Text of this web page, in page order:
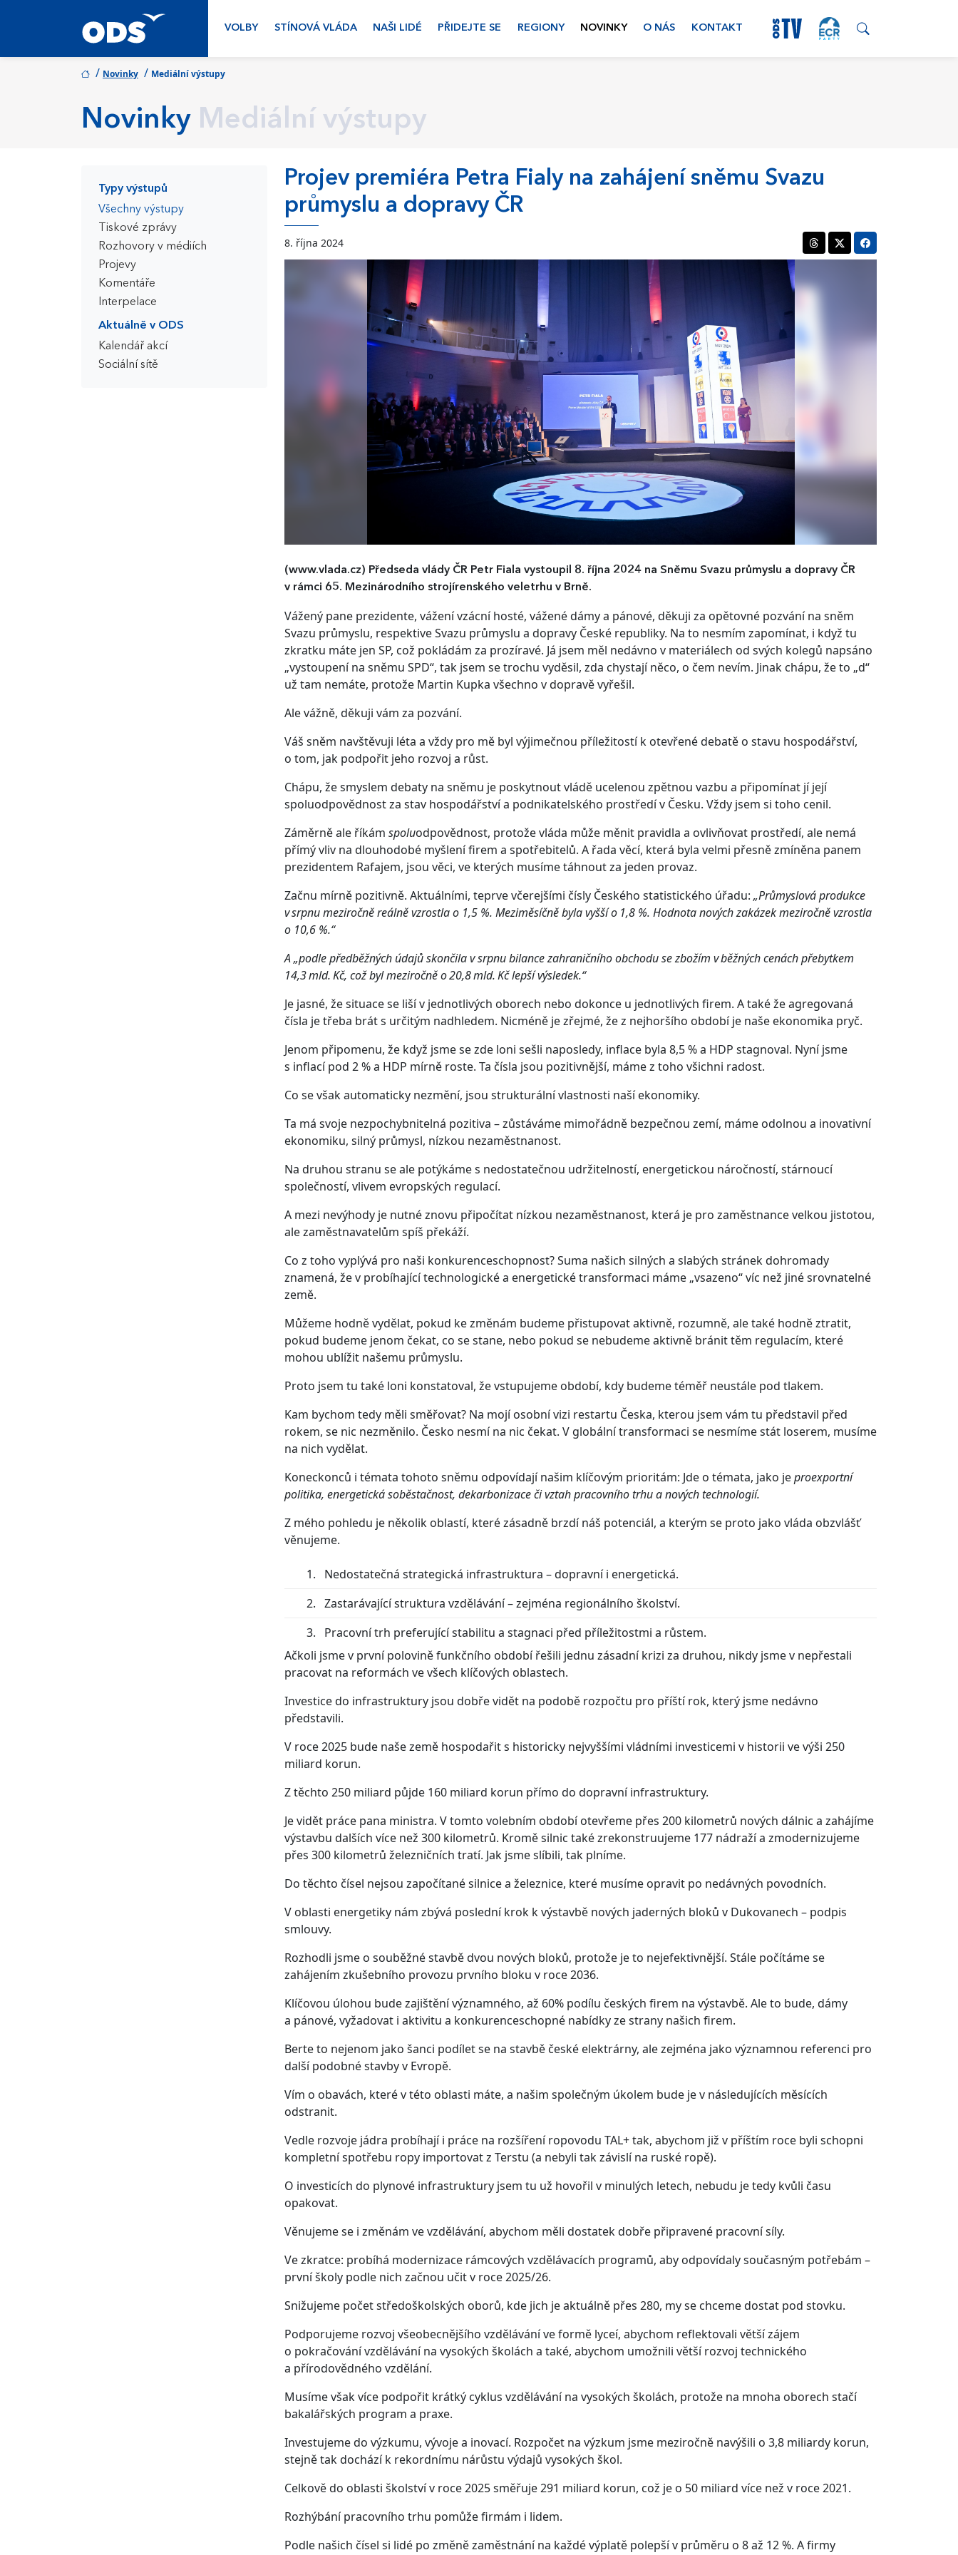
VOLBY STÍNOVÁ VLÁDA NAŠI LIDÉ PŘIDEJTE SE REGIONY NOVINKY O NÁS KONTAKT
/ Novinky / Mediální výstupy
Novinky Mediální výstupy
Typy výstupů
Všechny výstupy
Tiskové zprávy
Rozhovory v médiích
Projevy
Komentáře
Interpelace
Aktuálně v ODS
Kalendář akcí
Sociální sítě
Projev premiéra Petra Fialy na zahájení sněmu Svazu
průmyslu a dopravy ČR
8. října 2024
(www.vlada.cz) Předseda vlády ČR Petr Fiala vystoupil 8. října 2024 na Sněmu Svazu průmyslu a dopravy ČR
v rámci 65. Mezinárodního strojírenského veletrhu v Brně.
Vážený pane prezidente, vážení vzácní hosté, vážené dámy a pánové, děkuji za opětovné pozvání na sněm
Svazu průmyslu, respektive Svazu průmyslu a dopravy České republiky. Na to nesmím zapomínat, i když tu
zkratku máte jen SP, což pokládám za prozíravé. Já jsem měl nedávno v materiálech od svých kolegů napsáno
„vystoupení na sněmu SPD“, tak jsem se trochu vyděsil, zda chystají něco, o čem nevím. Jinak chápu, že to „d“
už tam nemáte, protože Martin Kupka všechno v dopravě vyřešil.
Ale vážně, děkuji vám za pozvání.
Váš sněm navštěvuji léta a vždy pro mě byl výjimečnou příležitostí k otevřené debatě o stavu hospodářství,
o tom, jak podpořit jeho rozvoj a růst.
Chápu, že smyslem debaty na sněmu je poskytnout vládě ucelenou zpětnou vazbu a připomínat jí její
spoluodpovědnost za stav hospodářství a podnikatelského prostředí v Česku. Vždy jsem si toho cenil.
Záměrně ale říkám spoluodpovědnost, protože vláda může měnit pravidla a ovlivňovat prostředí, ale nemá
přímý vliv na dlouhodobé myšlení firem a spotřebitelů. A řada věcí, která byla velmi přesně zmíněna panem
prezidentem Rafajem, jsou věci, ve kterých musíme táhnout za jeden provaz.
Začnu mírně pozitivně. Aktuálními, teprve včerejšími čísly Českého statistického úřadu: „Průmyslová produkce
v srpnu meziročně reálně vzrostla o 1,5 %. Meziměsíčně byla vyšší o 1,8 %. Hodnota nových zakázek meziročně vzrostla
o 10,6 %.“
A „podle předběžných údajů skončila v srpnu bilance zahraničního obchodu se zbožím v běžných cenách přebytkem
14,3 mld. Kč, což byl meziročně o 20,8 mld. Kč lepší výsledek.“
Je jasné, že situace se liší v jednotlivých oborech nebo dokonce u jednotlivých firem. A také že agregovaná
čísla je třeba brát s určitým nadhledem. Nicméně je zřejmé, že z nejhoršího období je naše ekonomika pryč.
Jenom připomenu, že když jsme se zde loni sešli naposledy, inflace byla 8,5 % a HDP stagnoval. Nyní jsme
s inflací pod 2 % a HDP mírně roste. Ta čísla jsou pozitivnější, máme z toho všichni radost.
Co se však automaticky nezmění, jsou strukturální vlastnosti naší ekonomiky.
Ta má svoje nezpochybnitelná pozitiva – zůstáváme mimořádně bezpečnou zemí, máme odolnou a inovativní
ekonomiku, silný průmysl, nízkou nezaměstnanost.
Na druhou stranu se ale potýkáme s nedostatečnou udržitelností, energetickou náročností, stárnoucí
společností, vlivem evropských regulací.
A mezi nevýhody je nutné znovu připočítat nízkou nezaměstnanost, která je pro zaměstnance velkou jistotou,
ale zaměstnavatelům spíš překáží.
Co z toho vyplývá pro naši konkurenceschopnost? Suma našich silných a slabých stránek dohromady
znamená, že v probíhající technologické a energetické transformaci máme „vsazeno“ víc než jiné srovnatelné
země.
Můžeme hodně vydělat, pokud ke změnám budeme přistupovat aktivně, rozumně, ale také hodně ztratit,
pokud budeme jenom čekat, co se stane, nebo pokud se nebudeme aktivně bránit těm regulacím, které
mohou ublížit našemu průmyslu.
Proto jsem tu také loni konstatoval, že vstupujeme období, kdy budeme téměř neustále pod tlakem.
Kam bychom tedy měli směřovat? Na mojí osobní vizi restartu Česka, kterou jsem vám tu představil před
rokem, se nic nezměnilo. Česko nesmí na nic čekat. V globální transformaci se nesmíme stát loserem, musíme
na nich vydělat.
Koneckonců i témata tohoto sněmu odpovídají našim klíčovým prioritám: Jde o témata, jako jeproexportní
politika, energetická soběstačnost, dekarbonizace či vztah pracovního trhu a nových technologií.
Z mého pohledu je několik oblastí, které zásadně brzdí náš potenciál, a kterým se proto jako vláda obzvlášť
věnujeme.
Nedostatečná strategická infrastruktura – dopravní i energetická.
Zastarávající struktura vzdělávání – zejména regionálního školství.
Pracovní trh preferující stabilitu a stagnaci před příležitostmi a růstem.
Ačkoli jsme v první polovině funkčního období řešili jednu zásadní krizi za druhou, nikdy jsme v nepřestali
pracovat na reformách ve všech klíčových oblastech.
Investice do infrastruktury jsou dobře vidět na podobě rozpočtu pro příští rok, který jsme nedávno
představili.
V roce 2025 bude naše země hospodařit s historicky nejvyššími vládními investicemi v historii ve výši 250
miliard korun.
Z těchto 250 miliard půjde 160 miliard korun přímo do dopravní infrastruktury.
Je vidět práce pana ministra. V tomto volebním období otevřeme přes 200 kilometrů nových dálnic a zahájíme
výstavbu dalších více než 300 kilometrů. Kromě silnic také zrekonstruujeme 177 nádraží a zmodernizujeme
přes 300 kilometrů železničních tratí. Jak jsme slíbili, tak plníme.
Do těchto čísel nejsou započítané silnice a železnice, které musíme opravit po nedávných povodních.
V oblasti energetiky nám zbývá poslední krok k výstavbě nových jaderných bloků v Dukovanech – podpis
smlouvy.
Rozhodli jsme o souběžné stavbě dvou nových bloků, protože je to nejefektivnější. Stále počítáme se
zahájením zkušebního provozu prvního bloku v roce 2036.
Klíčovou úlohou bude zajištění významného, až 60% podílu českých firem na výstavbě. Ale to bude, dámy
a pánové, vyžadovat i aktivitu a konkurenceschopné nabídky ze strany našich firem.
Berte to nejenom jako šanci podílet se na stavbě české elektrárny, ale zejména jako významnou referenci pro
další podobné stavby v Evropě.
Vím o obavách, které v této oblasti máte, a našim společným úkolem bude je v následujících měsících
odstranit.
Vedle rozvoje jádra probíhají i práce na rozšíření ropovodu TAL+ tak, abychom již v příštím roce byli schopni
kompletní spotřebu ropy importovat z Terstu (a nebyli tak závislí na ruské ropě).
O investicích do plynové infrastruktury jsem tu už hovořil v minulých letech, nebudu je tedy kvůli času
opakovat.
Věnujeme se i změnám ve vzdělávání, abychom měli dostatek dobře připravené pracovní síly.
Ve zkratce: probíhá modernizace rámcových vzdělávacích programů, aby odpovídaly současným potřebám –
první školy podle nich začnou učit v roce 2025/26.
Snižujeme počet středoškolských oborů, kde jich je aktuálně přes 280, my se chceme dostat pod stovku.
Podporujeme rozvoj všeobecnějšího vzdělávání ve formě lyceí, abychom reflektovali větší zájem
o pokračování vzdělávání na vysokých školách a také, abychom umožnili větší rozvoj technického
a přírodovědného vzdělání.
Musíme však více podpořit krátký cyklus vzdělávání na vysokých školách, protože na mnoha oborech stačí
bakalářských program a praxe.
Investujeme do výzkumu, vývoje a inovací. Rozpočet na výzkum jsme meziročně navýšili o 3,8 miliardy korun,
stejně tak dochází k rekordnímu nárůstu výdajů vysokých škol.
Celkově do oblasti školství v roce 2025 směřuje 291 miliard korun, což je o 50 miliard více než v roce 2021.
Rozhýbání pracovního trhu pomůže firmám i lidem.
Podle našich čísel si lidé po změně zaměstnání na každé výplatě polepší v průměru o 8 až 12 %. A firmy